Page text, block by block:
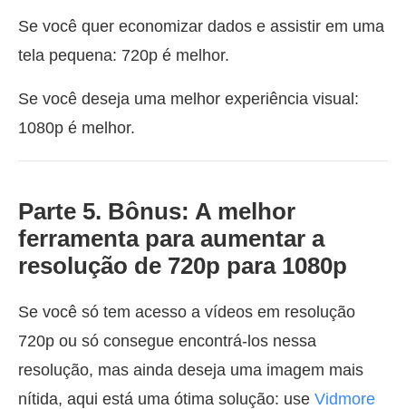
Se você quer economizar dados e assistir em uma
tela pequena: 720p é melhor.
Se você deseja uma melhor experiência visual:
1080p é melhor.
Parte 5. Bônus: A melhor
ferramenta para aumentar a
resolução de 720p para 1080p
Se você só tem acesso a vídeos em resolução
720p ou só consegue encontrá-los nessa
resolução, mas ainda deseja uma imagem mais
nítida, aqui está uma ótima solução: use Vidmore